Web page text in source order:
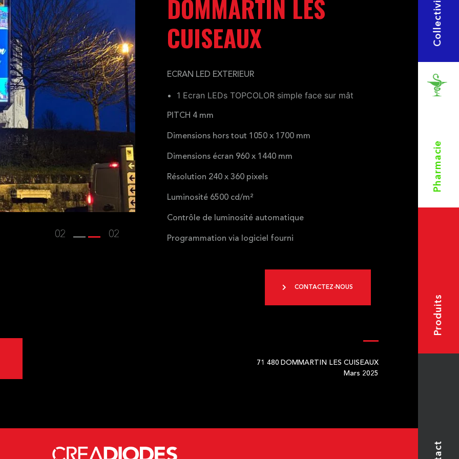
Collectivités
Pharmacie
Produits
02 02
DOMMARTIN LES
CUISEAUX
ECRAN LED EXTERIEUR
1 Ecran LEDs TOPCOLOR simple face sur mât
PITCH 4 mm
Dimensions hors tout 1050 x 1700 mm
Dimensions écran 960 x 1440 mm
Résolution 240 x 360 pixels
Luminosité 6500 cd/m²
Contrôle de luminosité automatique
Programmation via logiciel fourni
CONTACTEZ-NOUS
71 480 DOMMARTIN LES CUISEAUX
Mars 2025